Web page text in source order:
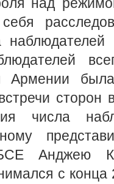
Армении
числа
Анджею
с конца